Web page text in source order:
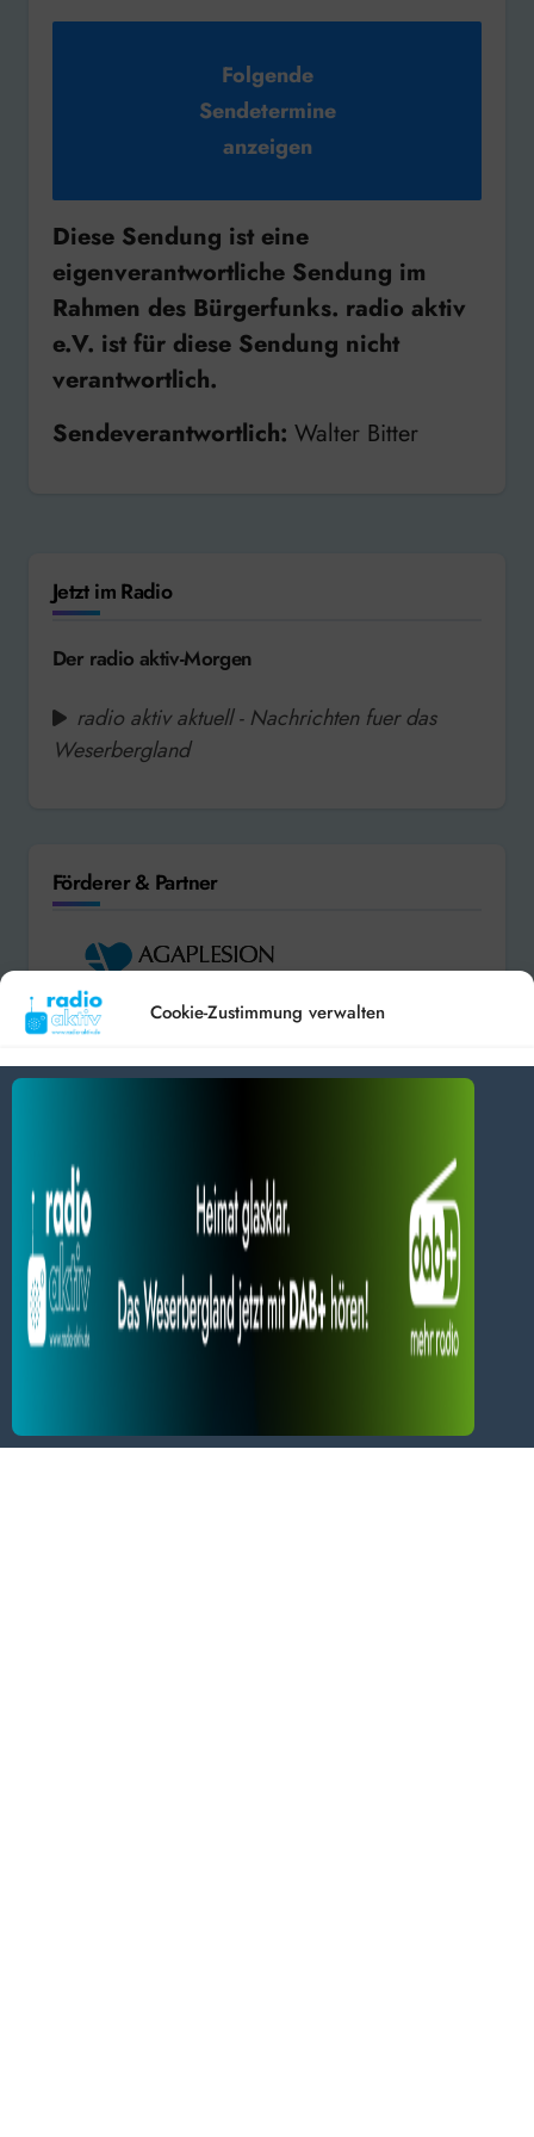
Cookie-Zustimmung verwalten
Um dir ein optimales Erlebnis zu bieten, verwenden wir Technologien wie
deine Zustimmung nicht erteilst oder zurückziehst, können bestimmte Merkmale
und Funktionen beeinträchtigt werden.
Dienste verwalten
Alles akzeptieren
Nur Notwendiges akzeptieren
Folgende
Sendetermine
anzeigen
Diese Sendung ist eine
eigenverantwortliche Sendung im
Rahmen des Bürgerfunks. radio aktiv
e.V. ist für diese Sendung nicht
verantwortlich.
Sendeverantwortlich: Walter Bitter
Jetzt im Radio
Der radio aktiv-Morgen
radio aktiv aktuell - Nachrichten fuer das
Weserbergland
Förderer & Partner
Neue Beiträge